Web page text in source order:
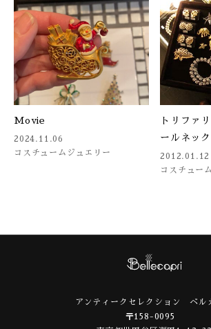
Movie
2024.11.06
コスチュームジュエリー
トリファ
ールネッ
2012.01.12
コスチュー
アンティークセレクション ベル
〒158-0095